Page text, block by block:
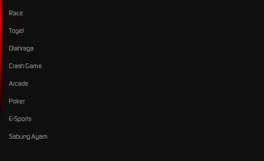
Race
Togel
Olahraga
Crash Game
Arcade
Poker
E-Sports
Sabung Ayam